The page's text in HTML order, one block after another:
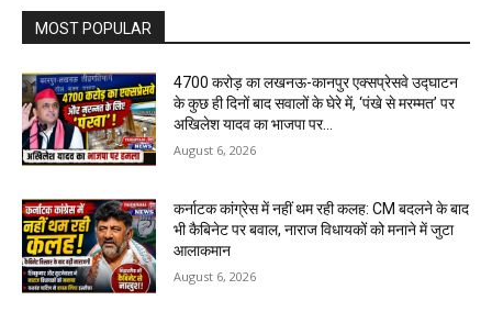
MOST POPULAR
₹4700 करोड़ का लखनऊ-कानपुर एक्सप्रेसवे उद्घाटन
के कुछ ही दिनों बाद सवालों के घेरे में, ‘पंखे से मरम्मत’ पर
अखिलेश यादव का भाजपा पर...
August 6, 2026
कर्नाटक कांग्रेस में नहीं थम रही कलह: CM बदलने के बाद
भी कैबिनेट पर बवाल, नाराज विधायकों को मनाने में जुटा
आलाकमान
August 6, 2026